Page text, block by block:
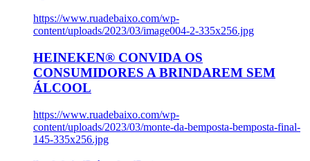
https://www.ruadebaixo.com/wp-
content/uploads/2023/03/image004-2-335x256.jpg
HEINEKEN® CONVIDA OS
CONSUMIDORES A BRINDAREM SEM
ÁLCOOL
https://www.ruadebaixo.com/wp-
content/uploads/2023/03/monte-da-bemposta-bemposta-final-
145-335x256.jpg